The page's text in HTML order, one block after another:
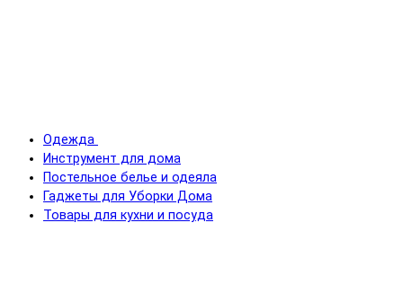
Одежда
Инструмент для дома
Постельное белье и одеяла
Гаджеты для Уборки Дома
Товары для кухни и посуда